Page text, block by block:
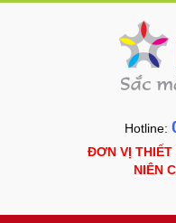
Hotline:
ĐƠN VỊ
NIÊN